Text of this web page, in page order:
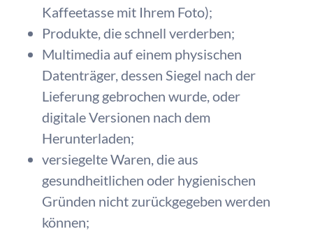
Kaffeetasse mit Ihrem Foto);
Produkte, die schnell verderben;
Multimedia auf einem physischen
Datenträger, dessen Siegel nach der
Lieferung gebrochen wurde, oder
digitale Versionen nach dem
Herunterladen;
versiegelte Waren, die aus
gesundheitlichen oder hygienischen
Gründen nicht zurückgegeben werden
können;